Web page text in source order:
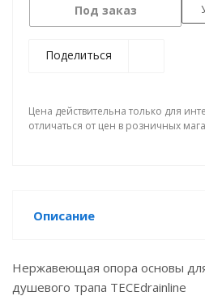
Под заказ
Поделиться
Цена действительна только для
отличаться от цен в розничных
Описание
Нержавеющая опора основы
душевого трапа TECEdrainline